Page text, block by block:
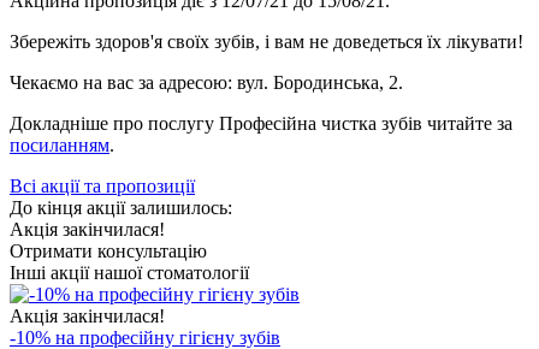
Збережіть здоров'я своїх зубів, і вам не доведеться їх лікувати!
Чекаємо на вас за адресою: вул. Бородинська, 2.
Докладніше про послугу Професійна чистка зубів читайте за
посиланням.
Всі акції та пропозиції
До кінця акції залишилось:
Акція закінчилася!
Отримати консультацію
Інші акції нашої стоматології
Акція закінчилася!
-10% на професійну гігієну зубів